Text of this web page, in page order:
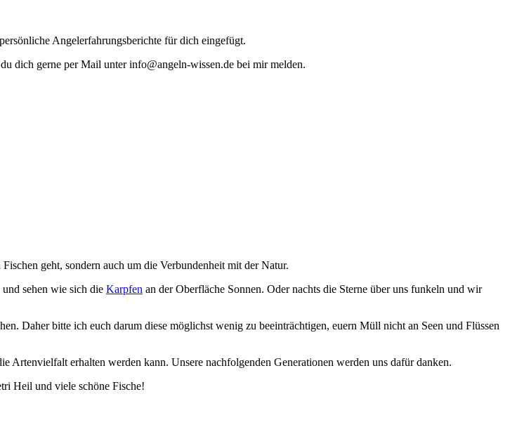
Angelerfahrungsberichte für dich eingefügt.
dich gerne per Mail unter info@angeln-wissen.de bei mir melden.
geht, sondern auch um die Verbundenheit mit der Natur.
sehen wie sich die Karpfen an der Oberfläche Sonnen. Oder nachts die Sterne über uns funkeln und wir
Daher bitte ich euch darum diese möglichst wenig zu beeinträchtigen, euern Müll nicht an Seen und Flüssen
Artenvielfalt erhalten werden kann. Unsere nachfolgenden Generationen werden uns dafür danken.
Heil und viele schöne Fische!